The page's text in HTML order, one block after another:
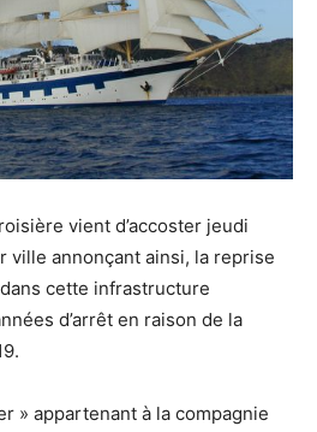
vient d’accoster jeudi
ville annonçant ainsi, la reprise
cette infrastructure
d’arrêt en raison de la
» appartenant à la compagnie